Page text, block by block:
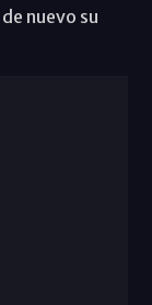
nuevo su